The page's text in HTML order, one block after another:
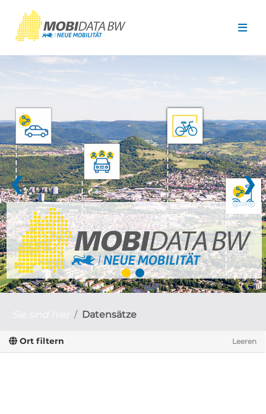
❮ ❯
Datensätze
Ort filtern Leeren